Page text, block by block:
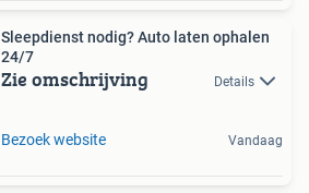
Sleepdienst nodig? Auto laten ophalen
24/7
Zie omschrijving Details
Bezoek website Vandaag